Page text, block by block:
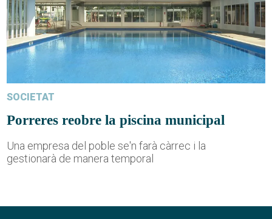
SOCIETAT
Porreres reobre la piscina municipal
Una empresa del poble se'n farà càrrec i la
gestionarà de manera temporal